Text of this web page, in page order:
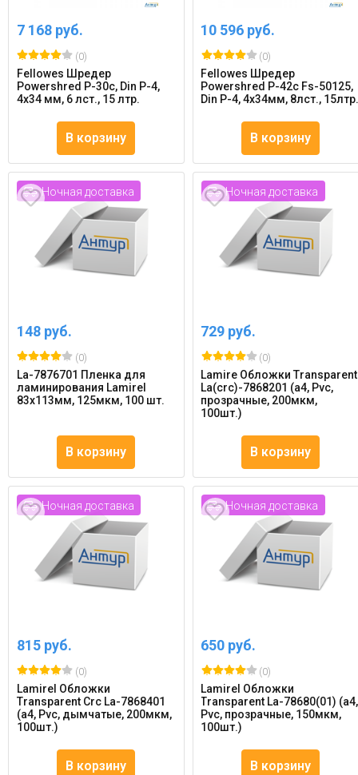
7 168 руб.
(0)
Fellowes Шредер
Powershred P-30c, Din P-4,
4х34 мм, 6 лст., 15 лтр.
В корзину
10 596 руб.
(0)
Fellowes Шредер
Powershred P-42c Fs-50125,
Din P-4, 4х34мм, 8лст.,
В корзину
Ночная доставка
148 руб.
(0)
La-7876701 Пленка для
ламинирования Lamirel
83х113мм, 125мкм, 100 шт.
В корзину
Ночная доставка
729 руб.
(0)
Lamire Обложки Transparent
La(crc)-7868201 (a4, Pvc,
прозрачные, 200мкм,
100шт.)
В корзину
Ночная доставка
815 руб.
(0)
Lamirel Обложки
Transparent Crc La-7868401
(a4, Pvc, дымчатые, 200мкм,
100шт.)
В корзину
Ночная доставка
650 руб.
(0)
Lamirel Обложки
Transparent La-78680(01) (a4,
Pvc, прозрачные, 150мкм,
100шт.)
В корзину